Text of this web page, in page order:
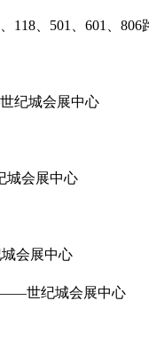
118、501、601、
纪城会展中心
城会展中心
会展中心
世纪城会展中心